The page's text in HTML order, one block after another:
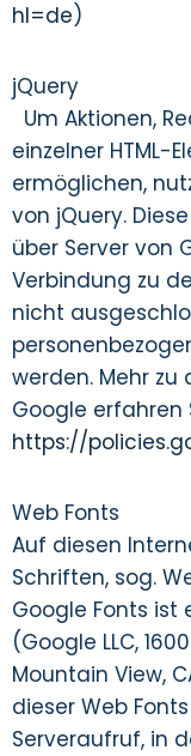
hl=de)
jQuery
Um Aktionen,
einzelner HTML-
ermöglichen,
von jQuery.
über Server von
Verbindung zu
nicht
werden. Mehr
Google erfahren
https://
Web Fonts
Auf diesen
Schriften, sog.
Google Fonts ist
(Google LLC,
Mountain View,
dieser Web
Serveraufruf, in